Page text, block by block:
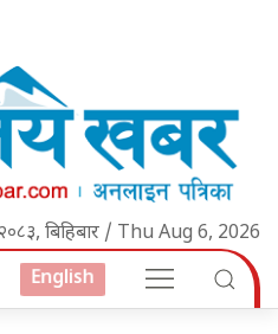
२०८३, बिहिबार / Thu Aug 6, 2026
English